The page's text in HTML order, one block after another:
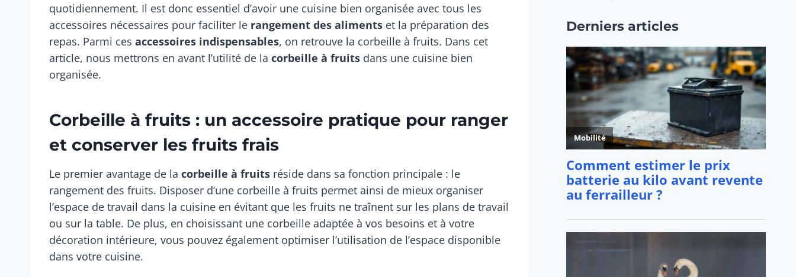
quotidiennement. Il est donc essentiel d’avoir une cuisine bien organisée avec tous les
accessoires nécessaires pour faciliter le rangement des aliments et la préparation des
repas. Parmi ces accessoires indispensables, on retrouve la corbeille à fruits. Dans cet
article, nous mettrons en avant l’utilité de la corbeille à fruits dans une cuisine bien
organisée.
Corbeille à fruits : un accessoire pratique pour ranger
et conserver les fruits frais
Le premier avantage de la corbeille à fruits réside dans sa fonction principale : le
rangement des fruits. Disposer d’une corbeille à fruits permet ainsi de mieux organiser
l’espace de travail dans la cuisine en évitant que les fruits ne traînent sur les plans de travail
ou sur la table. De plus, en choisissant une corbeille adaptée à vos besoins et à votre
décoration intérieure, vous pouvez également optimiser l’utilisation de l’espace disponible
dans votre cuisine.
Derniers articles